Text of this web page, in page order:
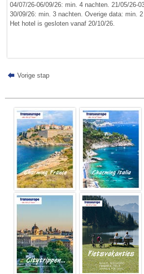
04/07/26-06/09/26: min. 4 nachten. 21/05/26-
30/09/26: min. 3 nachten. Overige data: min. 2
Het hotel is gesloten vanaf 20/10/26.
Vorige stap